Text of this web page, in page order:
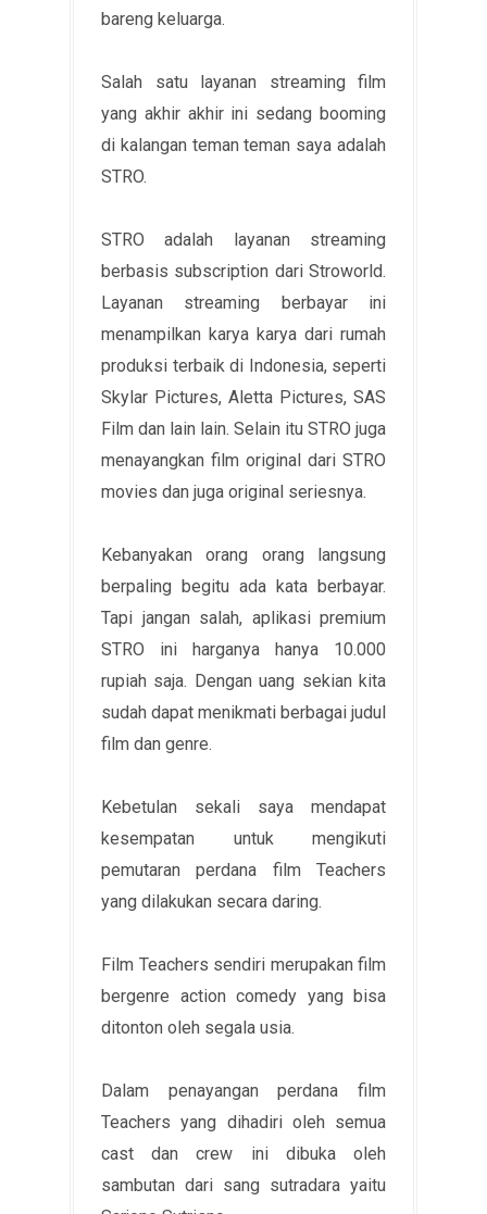
bareng keluarga.
Salah satu layanan streaming film
yang akhir akhir ini sedang booming
di kalangan teman teman saya adalah
STRO.
STRO adalah layanan streaming
berbasis subscription dari Stroworld.
Layanan streaming berbayar ini
menampilkan karya karya dari rumah
produksi terbaik di Indonesia, seperti
Skylar Pictures, Aletta Pictures, SAS
Film dan lain lain. Selain itu STRO juga
menayangkan film original dari STRO
movies dan juga original seriesnya.
Kebanyakan orang orang langsung
berpaling begitu ada kata berbayar.
Tapi jangan salah, aplikasi premium
STRO ini harganya hanya 10.000
rupiah saja. Dengan uang sekian kita
sudah dapat menikmati berbagai judul
film dan genre.
Kebetulan sekali saya mendapat
kesempatan untuk mengikuti
pemutaran perdana film Teachers
yang dilakukan secara daring.
Film Teachers sendiri merupakan film
bergenre action comedy yang bisa
ditonton oleh segala usia.
Dalam penayangan perdana film
Teachers yang dihadiri oleh semua
cast dan crew ini dibuka oleh
sambutan dari sang sutradara yaitu